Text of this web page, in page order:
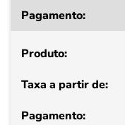
a
de
Pagamento